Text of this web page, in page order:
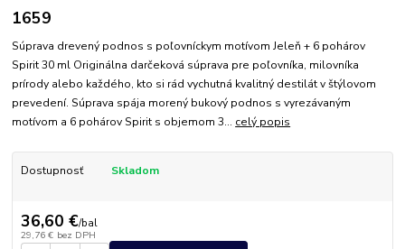
1659
Súprava drevený podnos s poľovníckym motívom Jeleň + 6 pohárov
Spirit 30 ml Originálna darčeková súprava pre poľovníka, milovníka
prírody alebo každého, kto si rád vychutná kvalitný destilát v štýlovom
prevedení. Súprava spája morený bukový podnos s vyrezávaným
motívom a 6 pohárov Spirit s objemom 3... celý popis
Dostupnosť Skladom
36,60 €/bal
29,76 € bez DPH